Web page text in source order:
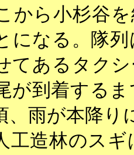
から小杉谷
になる。隊
てあるタク
が到着する
、雨が本降り
造林のスギ